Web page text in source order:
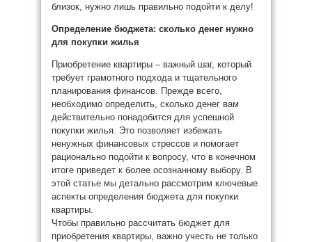
близок, нужно лишь правильно подойти к делу!
Определение бюджета: сколько денег нужно
для покупки жилья
Приобретение квартиры – важный шаг, который
требует грамотного подхода и тщательного
планирования финансов. Прежде всего,
необходимо определить, сколько денег вам
действительно понадобится для успешной
покупки жилья. Это позволяет избежать
ненужных финансовых стрессов и помогает
рационально подойти к вопросу, что в конечном
итоге приведет к более осознанному выбору. В
этой статье мы детально рассмотрим ключевые
аспекты определения бюджета для покупки
квартиры.
Чтобы правильно рассчитать бюджет для
приобретения квартиры, важно учесть не только